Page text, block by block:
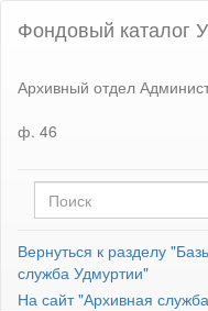
Фондовый каталог
Архивный отдел
ф. 46
Вернуться к разделу
служба Удмуртии"
На сайт "Архивная